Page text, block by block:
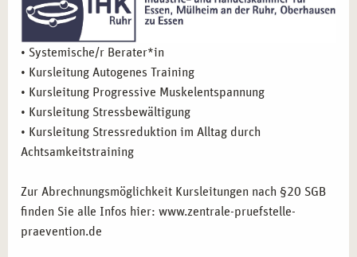
• Systemische/r Berater*in
• Kursleitung Autogenes Training
• Kursleitung Progressive Muskelentspannung
• Kursleitung Stressbewältigung
• Kursleitung Stressreduktion im Alltag durch
Achtsamkeitstraining
Zur Abrechnungsmöglichkeit Kursleitungen nach §20 SGB
finden Sie alle Infos hier: www.zentrale-pruefstelle-
praevention.de